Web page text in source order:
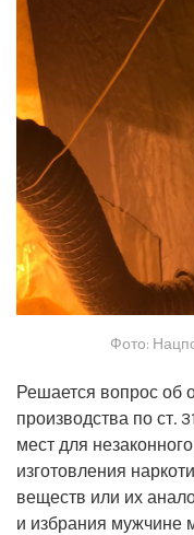
Фото:
Решается вопрос об
производства по ст.
мест для
изготовления
веществ или их
и избрания мужчине